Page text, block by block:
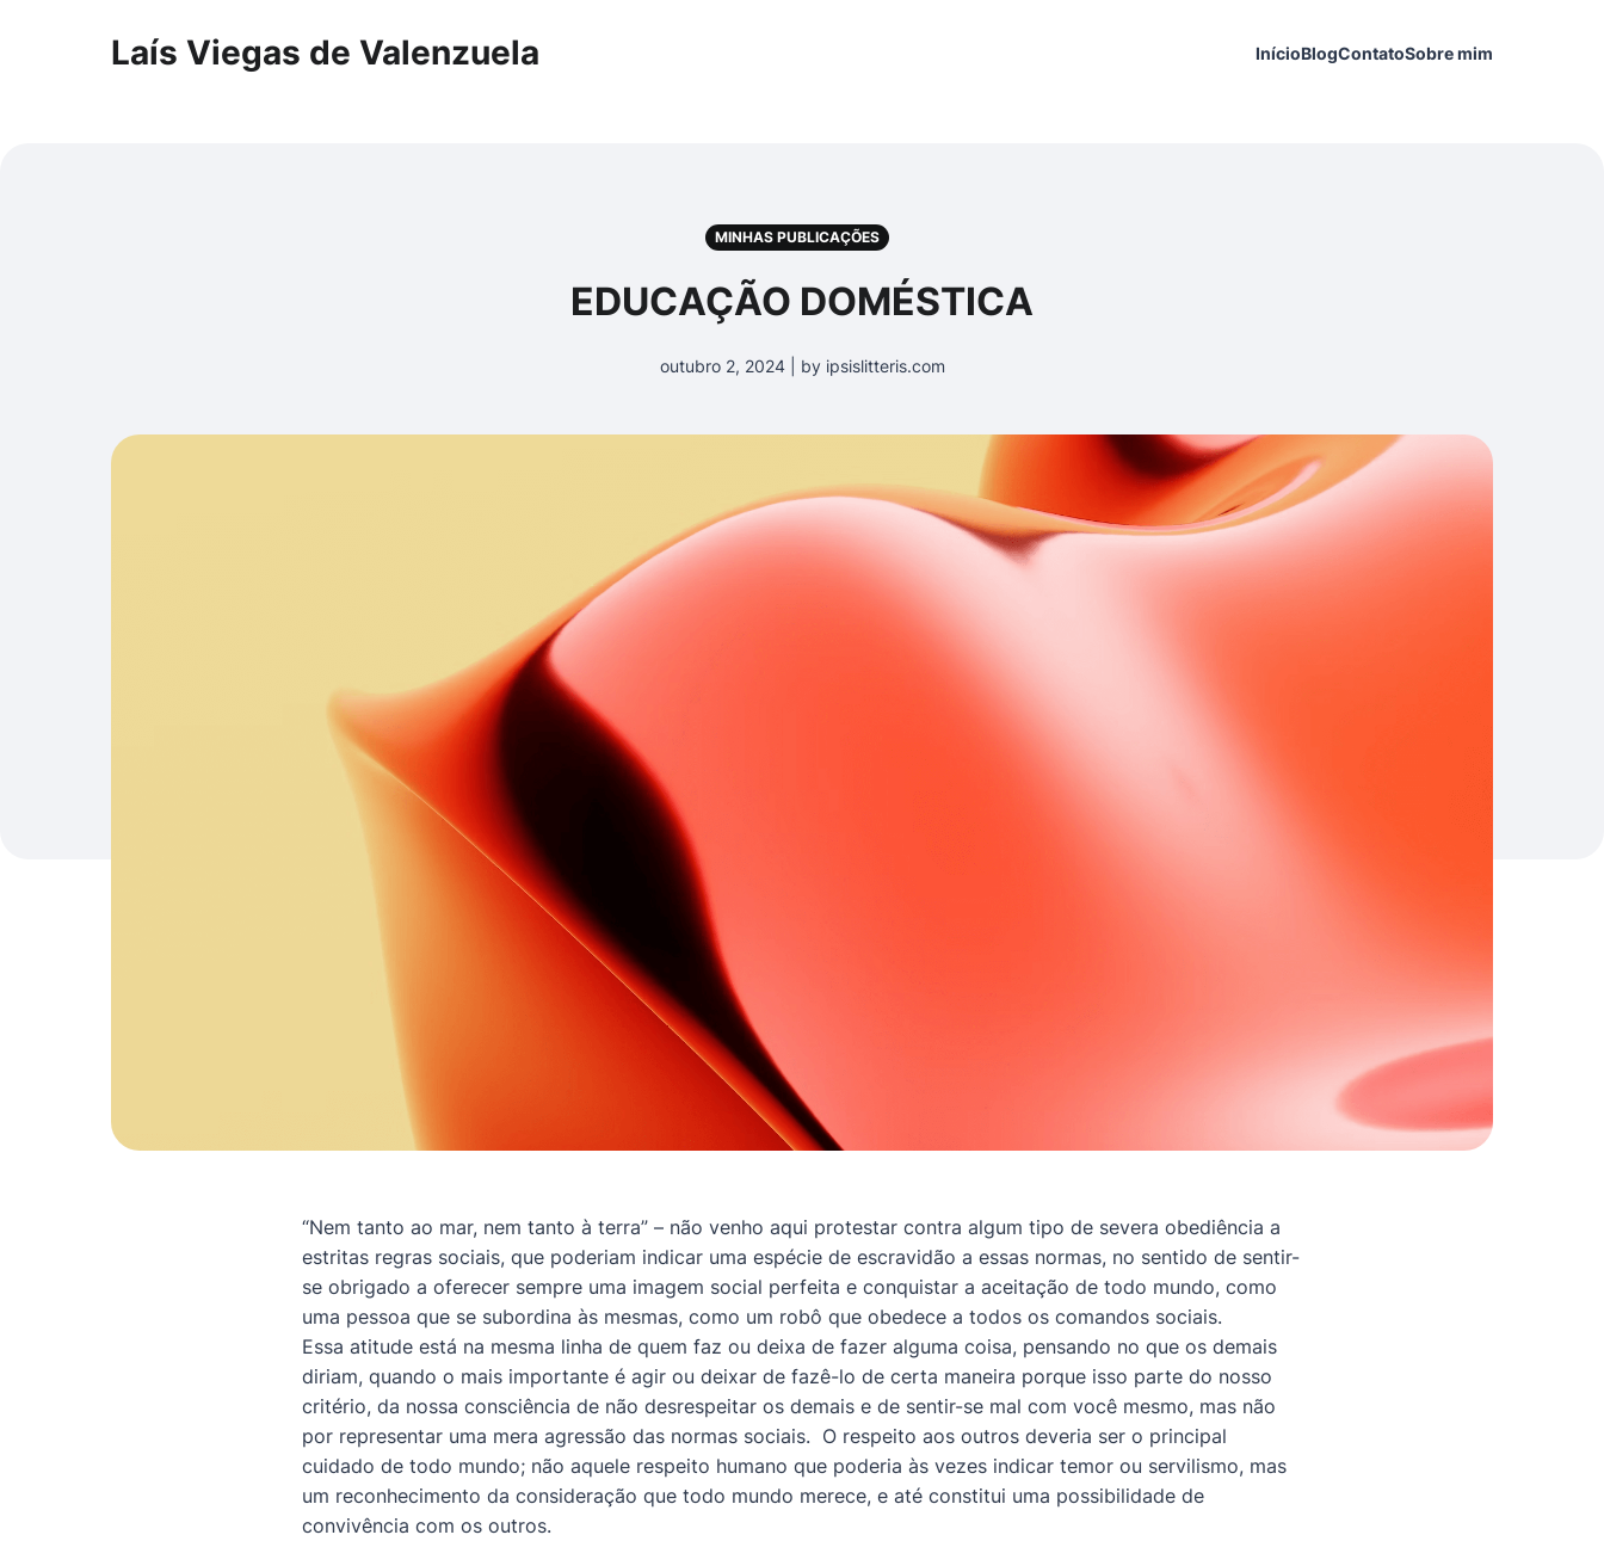
Laís Viegas de Valenzuela InícioBlogContatoSobre mim
MINHAS PUBLICAÇÕES
EDUCAÇÃO DOMÉSTICA
outubro 2, 2024 | by ipsislitteris.com
“Nem tanto ao mar, nem tanto à terra” – não venho aqui protestar contra algum tipo de severa obediência a
estritas regras sociais, que poderiam indicar uma espécie de escravidão a essas normas, no sentido de sentir-
se obrigado a oferecer sempre uma imagem social perfeita e conquistar a aceitação de todo mundo, como
uma pessoa que se subordina às mesmas, como um robô que obedece a todos os comandos sociais.
Essa atitude está na mesma linha de quem faz ou deixa de fazer alguma coisa, pensando no que os demais
diriam, quando o mais importante é agir ou deixar de fazê-lo de certa maneira porque isso parte do nosso
critério, da nossa consciência de não desrespeitar os demais e de sentir-se mal com você mesmo, mas não
por representar uma mera agressão das normas sociais. O respeito aos outros deveria ser o principal
cuidado de todo mundo; não aquele respeito humano que poderia às vezes indicar temor ou servilismo, mas
um reconhecimento da consideração que todo mundo merece, e até constitui uma possibilidade de
convivência com os outros.